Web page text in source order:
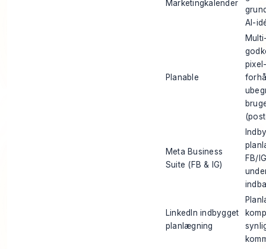
Marketingkalender
AI-
Planable
Meta Business
Suite (FB & IG)
FB/
LinkedIn indbygget
planlægning